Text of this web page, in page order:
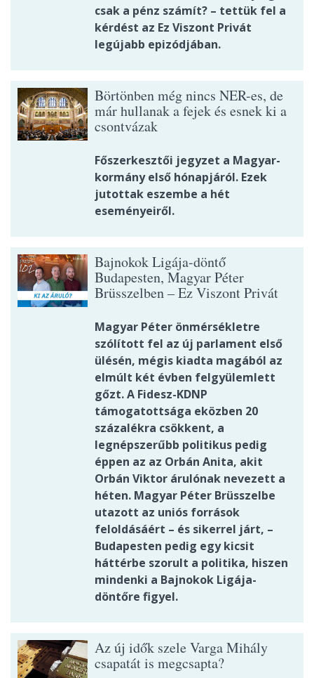
csak a pénz számít? – tettük fel a
kérdést az Ez Viszont Privát
legújabb epizódjában.
Börtönben még nincs NER-es, de
már hullanak a fejek és esnek ki a
csontvázak
Főszerkesztői jegyzet a Magyar-
kormány első hónapjáról. Ezek
jutottak eszembe a hét
eseményeiről.
Bajnokok Ligája-döntő
Budapesten, Magyar Péter
Brüsszelben – Ez Viszont Privát
Magyar Péter önmérsékletre
szólított fel az új parlament első
ülésén, mégis kiadta magából az
elmúlt két évben felgyülemlett
gőzt. A Fidesz-KDNP
támogatottsága eközben 20
százalékra csökkent, a
legnépszerűbb politikus pedig
éppen az az Orbán Anita, akit
Orbán Viktor árulónak nevezett a
héten. Magyar Péter Brüsszelbe
utazott az uniós források
feloldásáért – és sikerrel járt, –
Budapesten pedig egy kicsit
háttérbe szorult a politika, hiszen
mindenki a Bajnokok Ligája-
döntőre figyel.
Az új idők szele Varga Mihály
csapatát is megcsapta?